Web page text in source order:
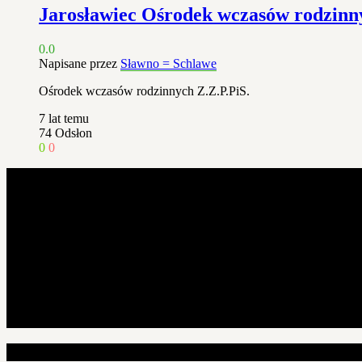
Jarosławiec Ośrodek wczasów
0.0
Napisane przez Sławno = Schlawe
Ośrodek wczasów rodzinnych Z.Z.P.PiS.
7 lat temu
74 Odsłon
0 0